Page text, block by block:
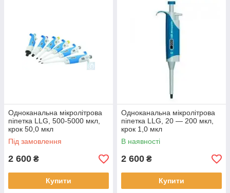
Одноканальна мікролітрова
піпетка LLG, 500-5000 мкл,
крок 50,0 мкл
Під замовлення
2 600 ₴
Купити
Одноканальна мікролітрова
піпетка LLG, 20 — 200 мкл,
крок 1,0 мкл
В наявності
2 600 ₴
Купити